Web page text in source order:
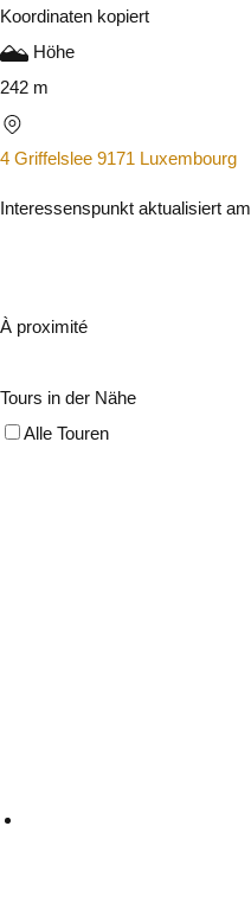
Koordinaten kopiert
Höhe
242 m
4 Griffelslee 9171 Luxembourg
Interessenspunkt aktualisiert am
À proximité
Tours in der Nähe
Alle Touren